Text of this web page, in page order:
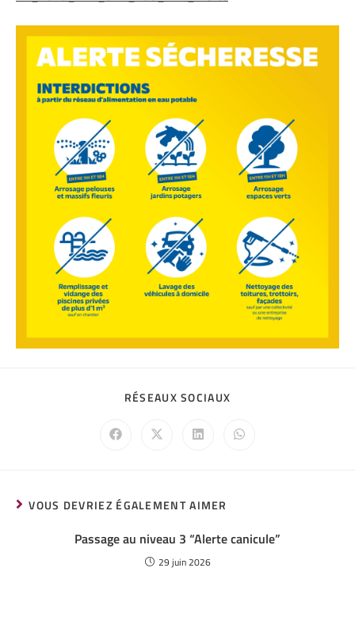
RÉSEAUX SOCIAUX
VOUS DEVRIEZ ÉGALEMENT AIMER
Passage au niveau 3 “Alerte canicule”
29 juin 2026